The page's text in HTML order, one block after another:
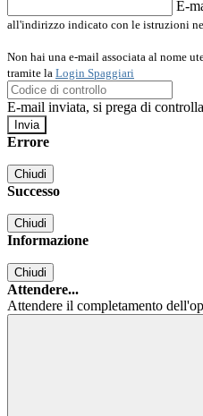
E-
all'indirizzo indicato con le istruzioni
Non hai una e-mail associata al nome
tramite la Login Spaggiari
E-mail inviata, si prega di
Errore
Chiudi
Successo
Chiudi
Informazione
Chiudi
Attendere...
Attendere il completamento